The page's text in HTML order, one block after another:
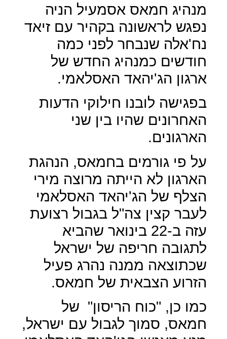
מנהיג חמאס אסמעיל הניה
נפגש לראשונה בקהיר עם זיאד
נח'אלה שנבחר לפני כמה
חודשים כמנהיג החדש של
ארגון הג'יהאד האסלאמי.
בפגישה לובנו חילוקי הדעות
האחרונים שהיו בין שני
הארגונים.
על פי גורמים בחמאס, הנהגת
הארגון לא הייתה מרוצה מירי
הצלף של הג'יהאד האסלאמי
לעבר קצין צה"ל בגבול רצועת
עזה ב-22 בינואר שהביא
לתגובה חריפה של ישראל
שכתוצאה ממנה נהרג פעיל
הזרוע הצבאית של חמאס.
כמו כן, "כוח הריסון" של
חמאס, סמוך לגבול עם ישראל,